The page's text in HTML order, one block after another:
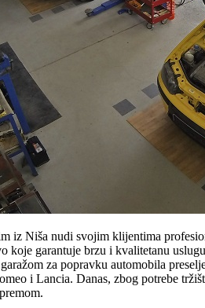
iz Niša nudi svojim klijentima
koje garantuje brzu i kvalitetanu
za popravku automobila
i Lancia. Danas, zbog potrebe